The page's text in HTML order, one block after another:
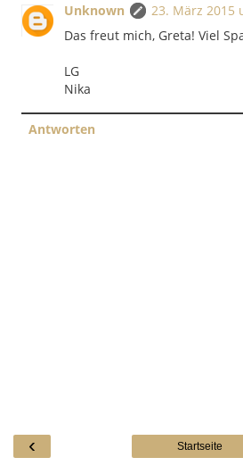
Unknown
23. März 2015
Das freut mich, Greta! Viel
LG
Nika
Antworten
‹ Startseite